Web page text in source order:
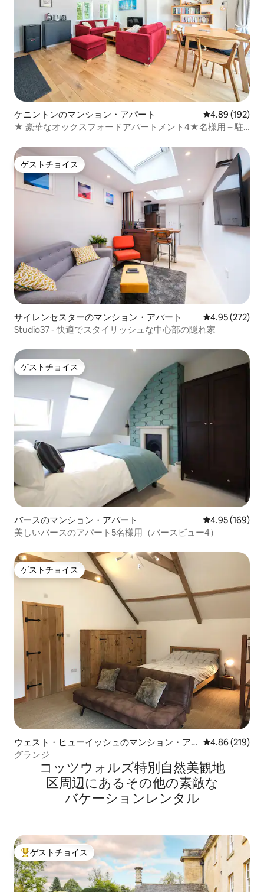
ケニントンのマンション・アパート レビュー192
4.89 (192)
★ 豪華なオックスフォードアパートメント4★名様用＋駐
ゲストチョイス
ゲストチョイス
サイレンセスターのマンション・アパート レビュー272
4.95 (272)
Studio37 - 快適でスタイリッシュな中心部の隠れ家
ゲストチョイス
ゲストチョイス
バースのマンション・アパート レビュー169
4.95 (169)
美しいバースのアパート5名様用（バースビュー4）
ゲストチョイス
ゲストチョイス
ウェスト・ヒューイッシュのマンション・ア
パート
レビュー219
4.86 (219)
グランジ
コッツウォルズ特別自然美観地
区⁠周⁠辺⁠に⁠あ⁠るそ⁠の⁠他⁠の素⁠敵⁠な
バ⁠ケ⁠ー⁠シ⁠ョ⁠ン⁠レ⁠ン⁠タ⁠ル
大好評のゲストチョイスです。
ゲストチョイス